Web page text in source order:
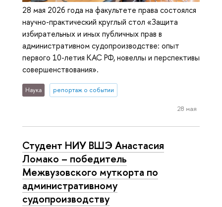
28 мая 2026 года на факультете права состоялся
научно-практический круглый стол «Защита
избирательных и иных публичных прав в
административном судопроизводстве: опыт
первого 10-летия КАС РФ, новеллы и перспективы
совершенствования».
Наука репортаж о событии
28 мая
Студент НИУ ВШЭ Анастасия
Ломако – победитель
Межвузовского муткорта по
административному
судопроизводству